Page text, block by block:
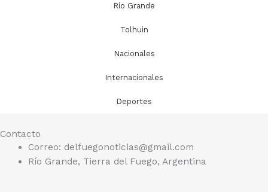
Río Grande
Tolhuin
Nacionales
Internacionales
Deportes
Contacto
Correo: delfuegonoticias@gmail.com
Río Grande, Tierra del Fuego, Argentina